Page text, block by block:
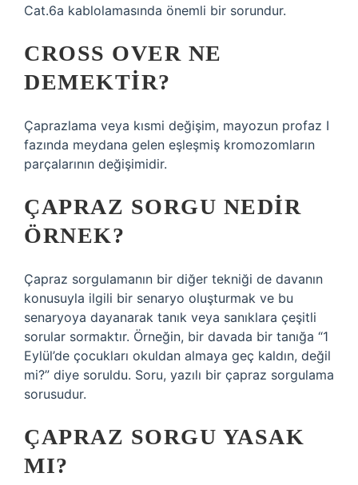
Cat.6a kablolamasında önemli bir sorundur.
CROSS OVER NE
DEMEKTIR?
Çaprazlama veya kısmi değişim, mayozun profaz I
fazında meydana gelen eşleşmiş kromozomların
parçalarının değişimidir.
ÇAPRAZ SORGU NEDIR
ÖRNEK?
Çapraz sorgulamanın bir diğer tekniği de davanın
konusuyla ilgili bir senaryo oluşturmak ve bu
senaryoya dayanarak tanık veya sanıklara çeşitli
sorular sormaktır. Örneğin, bir davada bir tanığa “1
Eylül’de çocukları okuldan almaya geç kaldın, değil
mi?” diye soruldu. Soru, yazılı bir çapraz sorgulama
sorusudur.
ÇAPRAZ SORGU YASAK
MI?